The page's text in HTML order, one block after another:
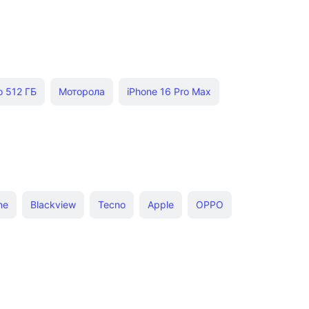
512 ГБ Моторола iPhone 16 Pro Max
Blackview Tecno Apple OPPO